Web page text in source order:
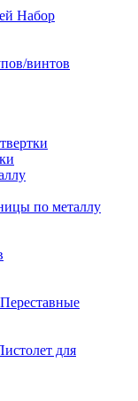
Набор
винтов
по металлу
Переставные
для